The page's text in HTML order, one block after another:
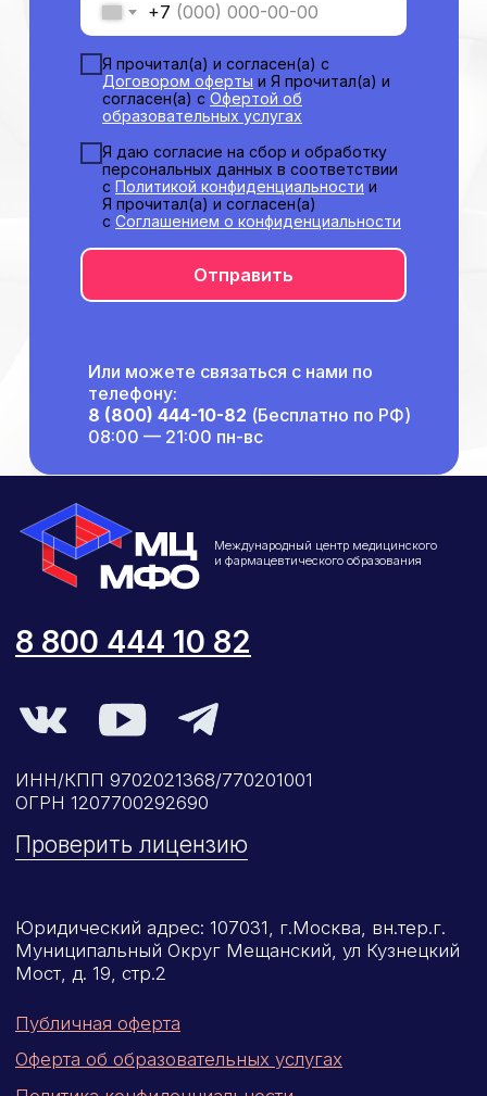
+7
Я прочитал(а) и согласен(а) с
Договором оферты и Я прочитал(а) и
согласен(а) с Офертой об
образовательных услугах
Я даю согласие на сбор и обработку
персональных данных в соответствии
с Политикой конфиденциальности и
Я прочитал(а) и согласен(а)
с Соглашением о конфиденциальности
Отправить
Или можете связаться с нами по
телефону:
8 (800) 444-10-82 (Бесплатно по РФ)
08:00 — 21:00 пн-вс
«Международный Центр Медицинского
и Фармацевтического Образования»
Новые курсы
Эндокринология
Детская нутрициология
Молекулярная нутрициология
О нашем центре
Основные сведения